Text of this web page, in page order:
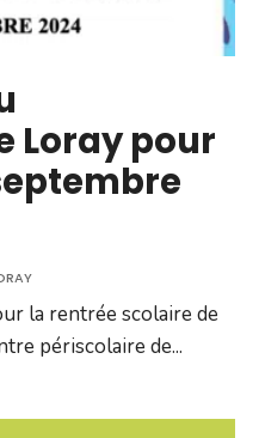
Loray pour
la rentrée scolaire de
périscolaire de...